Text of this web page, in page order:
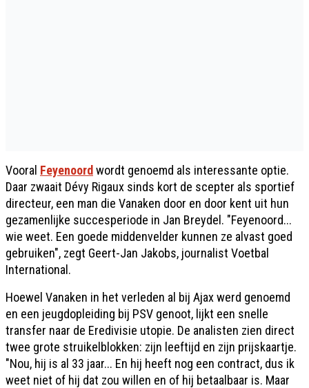
Vooral Feyenoordwordt genoemd als interessante optie.
Daar zwaait Dévy Rigaux sinds kort de scepter als sportief
directeur, een man die Vanaken door en door kent uit hun
gezamenlijke succesperiode in Jan Breydel. "Feyenoord...
wie weet. Een goede middenvelder kunnen ze alvast goed
gebruiken", zegt Geert-Jan Jakobs, journalist Voetbal
International.
Hoewel Vanaken in het verleden al bij Ajax werd genoemd
en een jeugdopleiding bij PSV genoot, lijkt een snelle
transfer naar de Eredivisie utopie. De analisten zien direct
twee grote struikelblokken: zijn leeftijd en zijn prijskaartje.
"Nou, hij is al 33 jaar... En hij heeft nog een contract, dus ik
weet niet of hij dat zou willen en of hij betaalbaar is. Maar